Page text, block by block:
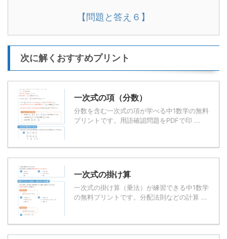
【問題と答え６】
次に解くおすすめプリント
一次式の項（分数）
分数を含む一次式の項が学べる中1数学の無料
プリントです。用語確認問題をPDFで印 ...
一次式の掛け算
一次式の掛け算（乗法）が練習できる中1数学
の無料プリントです。分配法則などの計算 ...